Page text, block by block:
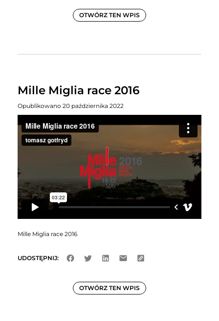
OTWÓRZ TEN WPIS
Mille Miglia race 2016
Opublikowano 20 października 2022
Mille Miglia race 2016
UDOSTĘPNIJ:
OTWÓRZ TEN WPIS